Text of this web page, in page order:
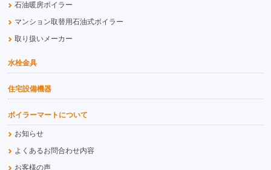
石油暖房ボイラー
マンション取替用石油式ボイラー
取り扱いメーカー
水栓金具
住宅設備機器
ボイラーマートについて
お知らせ
よくあるお問合わせ内容
お客様の声